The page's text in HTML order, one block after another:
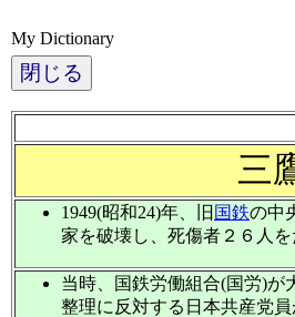
三
1949(昭和24)年、旧 国鉄の中
家を破壊し、死傷者２６人
当時、国鉄労働組合(国労)が
整理に反対する日本共産党
My Dictionary
閉じる